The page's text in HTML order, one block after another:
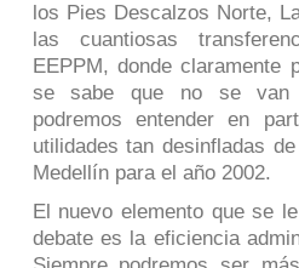
los Pies Descalzos Norte,
las cuantiosas
EEPPM, donde claramente
se sabe que no se van
podremos entender en
utilidades tan desinfladas
Medellín para el año 2002.
El nuevo elemento que se
debate es la eficiencia